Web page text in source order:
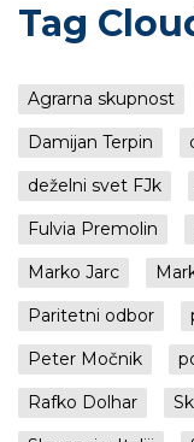
Tag
Agrarna skupnost
Damijan Terpin
deželni svet FJk
Fulvia Premolin
Marko Jarc
Paritetni odbor
Peter Močnik
Rafko Dolhar